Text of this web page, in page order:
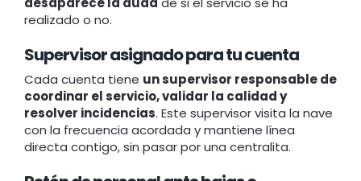
realizado o no.
Supervisor asignado para tu cuenta
Cada cuenta tiene un supervisor responsable de
coordinar el servicio, validar la calidad y
resolver incidencias. Este supervisor visita la nave
con la frecuencia acordada y mantiene línea
directa contigo, sin pasar por una centralita.